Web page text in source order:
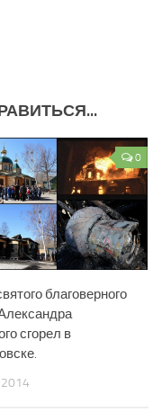
0
благоверного
сгорел в